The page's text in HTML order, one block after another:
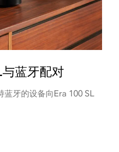
蓝牙配对
蓝牙的设备向Era 100 SL